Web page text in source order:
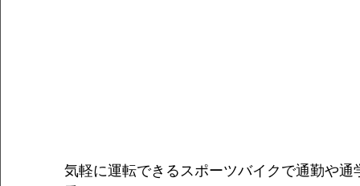
気軽に運転できるスポーツバイクで通勤や